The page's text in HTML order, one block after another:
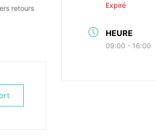
retours
Expiré
HEURE
09:00 - 16:00